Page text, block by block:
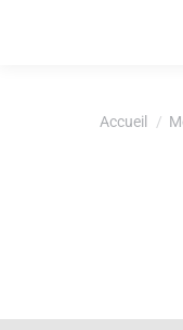
Vous êtes ici :Accueil